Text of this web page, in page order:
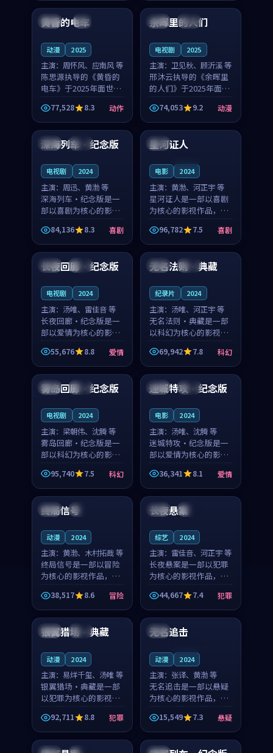
予安、戚南柯用细腻的
表演撑起整部喜剧电
下凉太、沈知韵用细腻
的表演撑起整部犯罪
日本 4K
黄昏的电车
动漫 2025
主演： 周怀风、应南风 等
陈思源执导的《黄昏的
电车》于2025年面世，
日本的城市气质与渔村
故事的人物心境共同构
筑了影片基调。周怀
风、应南风用细腻的表
演撑起整部动作电影，
77,528 8.3 动作
泰国 完结
余晖里的人们
电视剧 2025
主演： 卫见秋、顾沂溪 等
邢沐云执导的《余晖里
的人们》于2025年面
世，泰国的城市气质与
小镇生活的人物心境共
同构筑了影片基调。卫
见秋、顾沂溪用细腻的
表演撑起整部动漫电
74,053 9.2 动漫
英国 高分
深海列车·纪念版
电视剧 2024
主演： 周迅、黄渤 等
深海列车·纪念版是一
部以喜剧为核心的影视
作品，围绕危机、反转
与人物成长展开，整体
节奏紧凑，值得推荐观
看。
84,136 8.3 喜剧
美国
星河证人
电影 2024
主演： 黄渤、河正宇 等
星河证人是一部以喜剧
为核心的影视作品，围
绕危机、反转与人物成
长展开，整体节奏紧
凑，值得推荐观看。
96,782 7.5 喜剧
韩国 杜比
长夜回廊·纪念版
电视剧 2024
主演： 汤唯、雷佳音 等
长夜回廊·纪念版是一
部以爱情为核心的影视
作品，围绕危机、反转
与人物成长展开，整体
节奏紧凑，值得推荐观
看。
55,676 8.8 爱情
泰国 杜比
无名法则·典藏
纪录片 2024
主演： 汤唯、河正宇 等
无名法则·典藏是一部
以科幻为核心的影视作
品，围绕危机、反转与
人物成长展开，整体节
奏紧凑，值得推荐观
看。
69,942 7.8 科幻
中国 热播
雾岛回廊·纪念版
电视剧 2024
主演： 梁朝伟、沈腾 等
雾岛回廊·纪念版是一
部以科幻为核心的影视
作品，围绕危机、反转
与人物成长展开，整体
节奏紧凑，值得推荐观
95,740 7.5 科幻
中国 高分
迷城特攻·纪念版
电影 2024
主演： 汤唯、沈腾 等
迷城特攻·纪念版是一
部以爱情为核心的影视
作品，围绕危机、反转
与人物成长展开，整体
节奏紧凑，值得推荐观
36,341 8.1 爱情
中国 杜比
终局信号
动漫 2024
主演： 黄渤、木村拓哉 等
终局信号是一部以冒险
为核心的影视作品，围
绕危机、反转与人物成
长展开，整体节奏紧
凑，值得推荐观看。
38,517 8.6 冒险
美国 高分
长夜悬案
综艺 2024
主演： 雷佳音、河正宇 等
长夜悬案是一部以犯罪
为核心的影视作品，围
绕危机、反转与人物成
长展开，整体节奏紧
凑，值得推荐观看。
44,667 7.4 犯罪
韩国 杜比
银翼猎场·典藏
动漫 2024
主演： 易烊千玺、汤唯 等
银翼猎场·典藏是一部
以犯罪为核心的影视作
品，围绕危机、反转与
人物成长展开，整体节
奏紧凑，值得推荐观
看。
92,711 8.8 犯罪
英国
无名追击
动漫 2024
主演： 张译、黄渤 等
无名追击是一部以悬疑
为核心的影视作品，围
绕危机、反转与人物成
长展开，整体节奏紧
凑，值得推荐观看。
15,549 7.3 悬疑